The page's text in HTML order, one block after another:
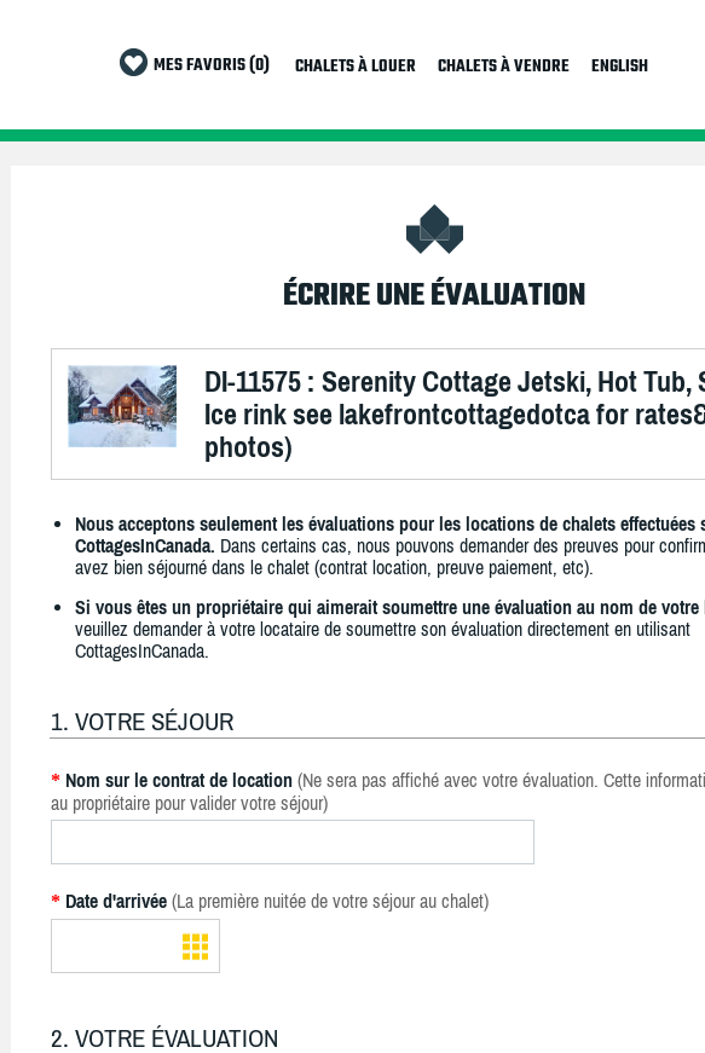
MES FAVORIS (0) CHALETS À LOUER CHALETS À VENDRE ENGLISH
ÉCRIRE UNE ÉVALUATION
DI-11575 : Serenity Cottage Jetski, Hot Tub,
Ice rink see lakefrontcottagedotca for
photos)
Nous acceptons seulement les évaluations pour les locations de chalets effectuées
CottagesInCanada. Dans certains cas, nous pouvons demander des preuves pour
avez bien séjourné dans le chalet (contrat location, preuve paiement, etc).
Si vous êtes un propriétaire qui aimerait soumettre une évaluation au nom de votre
veuillez demander à votre locataire de soumettre son évaluation directement en utilisant
CottagesInCanada.
1. VOTRE SÉJOUR
* Nom sur le contrat de location (Ne sera pas affiché avec votre évaluation. Cette
au propriétaire pour valider votre séjour)
* Date d'arrivée (La première nuitée de votre séjour au chalet)
2. VOTRE ÉVALUATION